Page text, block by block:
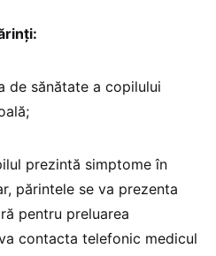
de sănătate a copilului
prezintă simptome în
părintele se va prezenta
pentru preluarea
contacta telefonic medicul